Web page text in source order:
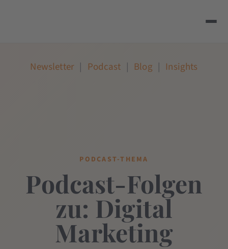
Newsletter | Podcast | Blog | Insights
PODCAST-THEMA
Podcast-Folgen
zu: Digital
Marketing